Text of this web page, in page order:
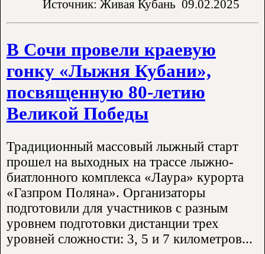
Источник: Живая Кубань 09.02.2025
В Сочи провели краевую
гонку «Лыжня Кубани»,
посвященную 80-летию
Великой Победы
Традиционный массовый лыжный старт
прошел на выходных на трассе лыжно-
биатлонного комплекса «Лаура» курорта
«Газпром Поляна». Организаторы
подготовили для участников с разным
уровнем подготовки дистанции трех
уровней сложности: 3, 5 и 7 километров...